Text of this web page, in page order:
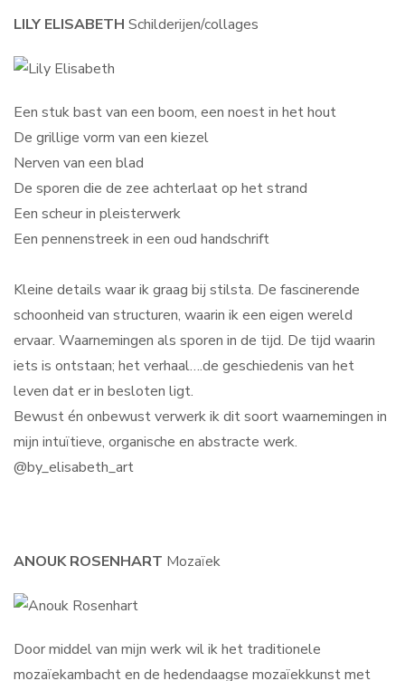
LILY ELISABETH Schilderijen/collages
Een stuk bast van een boom, een noest in het hout
De grillige vorm van een kiezel
Nerven van een blad
De sporen die de zee achterlaat op het strand
Een scheur in pleisterwerk
Een pennenstreek in een oud handschrift
Kleine details waar ik graag bij stilsta. De fascinerende
schoonheid van structuren, waarin ik een eigen wereld
ervaar. Waarnemingen als sporen in de tijd. De tijd waarin
iets is ontstaan; het verhaal….de geschiedenis van het
leven dat er in besloten ligt.
Bewust én onbewust verwerk ik dit soort waarnemingen in
mijn intuïtieve, organische en abstracte werk.
@by_elisabeth_art
ANOUK ROSENHART Mozaïek
Door middel van mijn werk wil ik het traditionele
mozaïekambacht en de hedendaagse mozaïekkunst met